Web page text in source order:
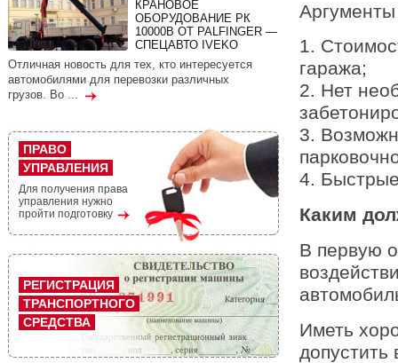
1.
гаража;
2. Нет
3.
4.
Каким
В первую
Иметь
допустить
КРАНОВОЕ
ОБОРУДОВАНИЕ РК
10000В ОТ PALFINGER —
СПЕЦАВТО IVEKO
Отличная новость для тех, кто интересуется
автомобилями для перевозки различных
грузов. Во ...
ПРАВО
УПРАВЛЕНИЯ
Для получения права
управления нужно
пройти подготовку
РЕГИСТРАЦИЯ
ТРАНСПОРТНОГО
СРЕДСТВА